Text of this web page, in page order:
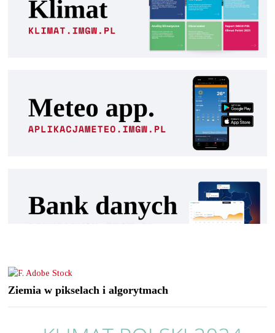
Ziemia w pikselach i algorytmach